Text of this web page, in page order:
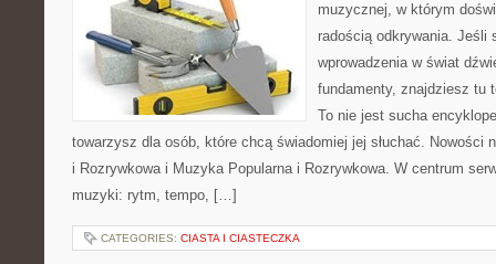
muzycznej, w którym
radością odkrywania. Jeśli
wprowadzenia w świat
fundamenty, znajdziesz tu
To nie jest sucha
towarzysz dla osób, które chcą świadomiej jej słuchać. Nowości
i Rozrywkowa i Muzyka Popularna i Rozrywkowa. W centrum
muzyki: rytm, tempo, […]
CATEGORIES: CIASTA I CIASTECZKA